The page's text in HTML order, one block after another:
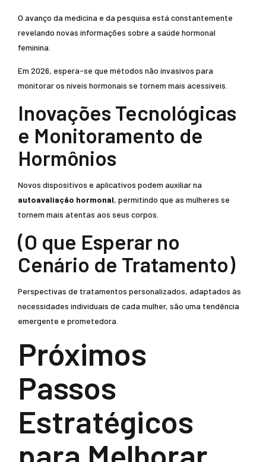
O avanço da medicina e da pesquisa está constantemente
revelando novas informações sobre a saúde hormonal
feminina.
Em 2026, espera-se que métodos não invasivos para
monitorar os níveis hormonais se tornem mais acessíveis.
Inovações Tecnológicas
e Monitoramento de
Hormônios
Novos dispositivos e aplicativos podem auxiliar na
autoavaliação hormonal, permitindo que as mulheres se
tornem mais atentas aos seus corpos.
(O que Esperar no
Cenário de Tratamento)
Perspectivas de tratamentos personalizados, adaptados às
necessidades individuais de cada mulher, são uma tendência
emergente e prometedora.
Próximos
Passos
Estratégicos